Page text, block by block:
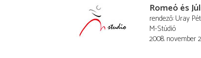
Romeó és
rendező Uray
M-Stúdió
2008. november